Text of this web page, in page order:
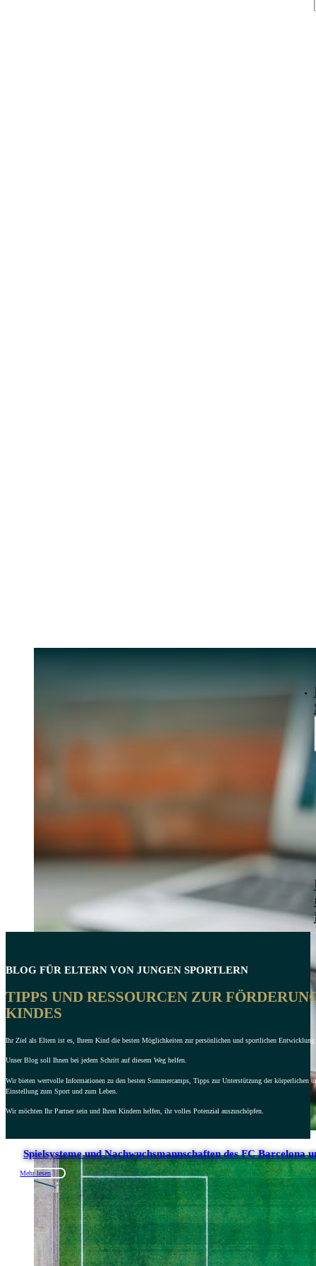
BLOG FÜR ELTERN VON JUNGEN SPORTLERN
TIPPS UND RESSOURCEN ZUR
KINDES
Ihr Ziel als Eltern ist es, Ihrem Kind die besten Möglichkeiten zur persönlichen und sportlichen Entwicklung
Unser Blog soll Ihnen bei jedem Schritt auf diesem Weg helfen.
Wir bieten wertvolle Informationen zu den besten Sommercamps, Tipps zur Unterstützung der
Einstellung zum Sport und zum Leben.
Wir möchten Ihr Partner sein und Ihren Kindern helfen, ihr volles Potenzial auszuschöpfen.
Spielsysteme und Nachwuchsmannschaften des FC Barcelona
Mehr lesen